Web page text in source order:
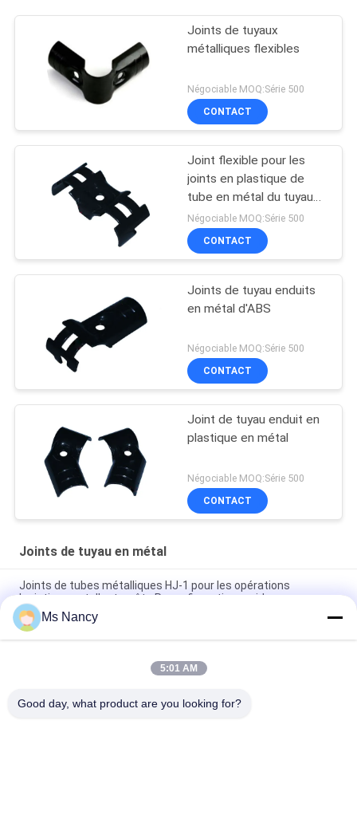
Joints de tuyaux
métalliques flexibles
Négociable MOQ:Série 500
CONTACT
Joint flexible pour les
joints en plastique de
tube en métal du tuyau
28mm de PVC reliant le
tube maigre
Négociable MOQ:Série 500
CONTACT
Joints de tuyau enduits
en métal d'ABS
Négociable MOQ:Série 500
CONTACT
Joint de tuyau enduit en
plastique en métal
Négociable MOQ:Série 500
CONTACT
Joints de tuyau en métal
Joints de tubes métalliques HJ-1 pour les opérations
logistiques et d'entrepôt - Reconfiguration rapide
Système de racks à tuyaux économiques - Joints de tuyaux
métalliques HJ-1 pour projets soucieux du budget
Solution complète du système de support de tuyauterie -
Ms Nancy
5:01 AM
Good day, what product are you looking for?